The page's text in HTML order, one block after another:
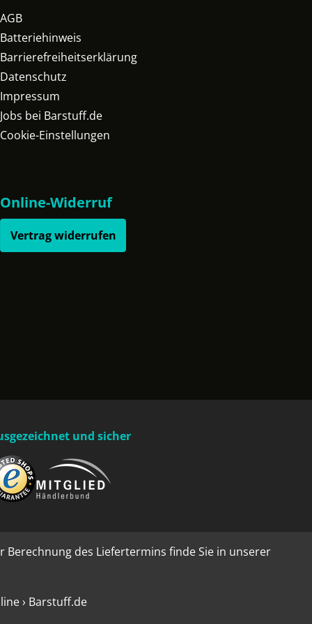
AGB
Batteriehinweis
Barrierefreiheitserklärung
Datenschutz
Impressum
Jobs bei Barstuff.de
Cookie-Einstellungen
Online-Widerruf
Vertrag widerrufen
und sicher
des Liefertermins finde Sie in unserer
› Barstuff.de